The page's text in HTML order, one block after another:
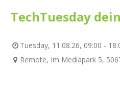
TechTuesday
Tuesday, 11.08.26, 09:00 -
Remote, Im Mediapark 5,